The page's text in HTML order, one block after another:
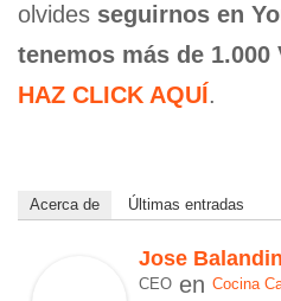
olvides seguirnos en
tenemos más de
HAZ CLICK AQUÍ.
Acerca de Últimas entradas
Jose Balandin
CEO en Cocina